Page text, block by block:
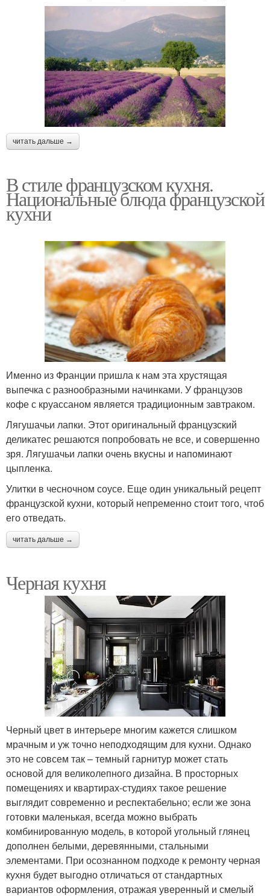
читать дальше →
В стиле французском кухня.
Национальные блюда французской
кухни
Именно из Франции пришла к нам эта хрустящая
выпечка с разнообразными начинками. У французов
кофе с круассаном является традиционным завтраком.
Лягушачьи лапки. Этот оригинальный французский
деликатес решаются попробовать не все, и совершенно
зря. Лягушачьи лапки очень вкусны и напоминают
цыпленка.
Улитки в чесночном соусе. Еще один уникальный рецепт
французской кухни, который непременно стоит того, чтоб
его отведать.
читать дальше →
Черная кухня
Черный цвет в интерьере многим кажется слишком
мрачным и уж точно неподходящим для кухни. Однако
это не совсем так – темный гарнитур может стать
основой для великолепного дизайна. В просторных
помещениях и квартирах-студиях такое решение
выглядит современно и респектабельно; если же зона
готовки маленькая, всегда можно выбрать
комбинированную модель, в которой угольный глянец
дополнен белыми, деревянными, стальными
элементами. При осознанном подходе к ремонту черная
кухня будет выгодно отличаться от стандартных
вариантов оформления, отражая уверенный и смелый